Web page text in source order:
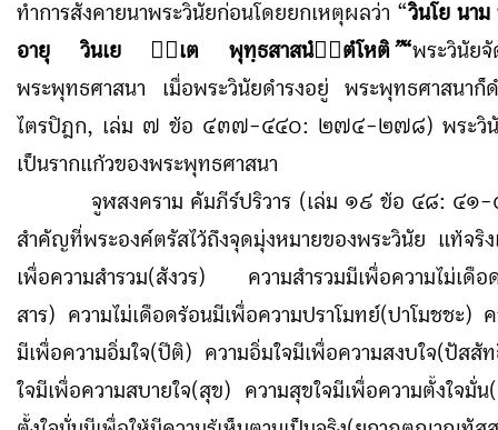
ทำการสังคายนาพระวินัยก่อนโดยยกเหตุผลว่า “วินโย นา
อายุ วินเย เต พุทฺธสาสนํตํโหติ ”“พระวินัยจั
พระพุทธศาสนา เมื่อพระวินัยดำรงอยู่ พระพุทธศาสนาก็
ไตรปิฎก, เล่ม ๗ ข้อ ๔๓๗-๔๔๐: ๒๗๔-๒๗๘) พระวินั
เป็นรากแก้วของพระพุทธศาสนา
จูฬสงคราม คัมภีร์ปริวาร (เล่ม ๑๙ ข้อ ๔๘: ๔๑-
สำคัญที่พระองค์ตรัสไว้ถึงจุดมุ่งหมายของพระวินัย แท้จริ
เพื่อความสำรวม(สังวร) ความสำรวมมีเพื่อความไม่เดือ
สาร) ความไม่เดือดร้อนมีเพื่อความปราโมทย์(ปาโมชชะ)
มีเพื่อความอิ่มใจ(ปีติ) ความอิ่มใจมีเพื่อความสงบใจ(ปัสสั
ใจมีเพื่อความสบายใจ(สุข) ความสุขใจมีเพื่อความตั้งใจมั่